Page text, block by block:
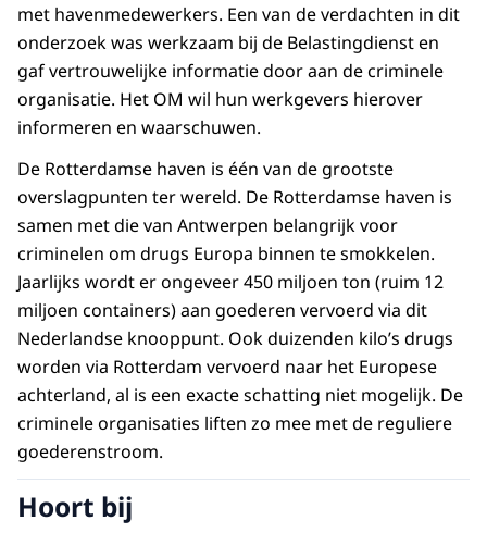
met havenmedewerkers. Een van de verdachten in dit
onderzoek was werkzaam bij de Belastingdienst en
gaf vertrouwelijke informatie door aan de criminele
organisatie. Het OM wil hun werkgevers hierover
informeren en waarschuwen.
De Rotterdamse haven is één van de grootste
overslagpunten ter wereld. De Rotterdamse haven is
samen met die van Antwerpen belangrijk voor
criminelen om drugs Europa binnen te smokkelen.
Jaarlijks wordt er ongeveer 450 miljoen ton (ruim 12
miljoen containers) aan goederen vervoerd via dit
Nederlandse knooppunt. Ook duizenden kilo’s drugs
worden via Rotterdam vervoerd naar het Europese
achterland, al is een exacte schatting niet mogelijk. De
criminele organisaties liften zo mee met de reguliere
goederenstroom.
Hoort bij